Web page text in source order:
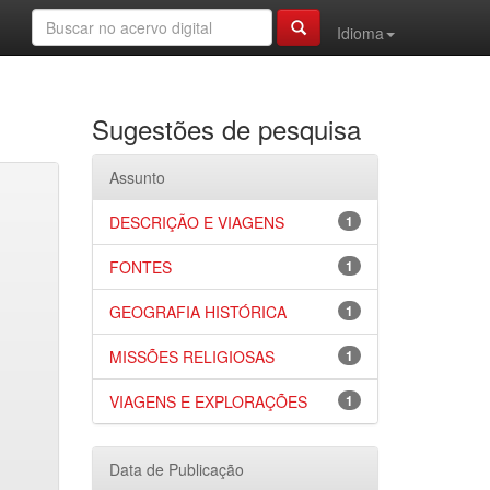
Idioma
Sugestões de pesquisa
Assunto
1
DESCRIÇÃO E VIAGENS
1
FONTES
1
GEOGRAFIA HISTÓRICA
1
MISSÕES RELIGIOSAS
1
VIAGENS E EXPLORAÇÕES
Data de Publicação